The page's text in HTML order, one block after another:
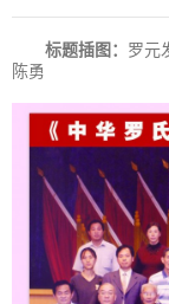
标题插图： 罗元
陈勇